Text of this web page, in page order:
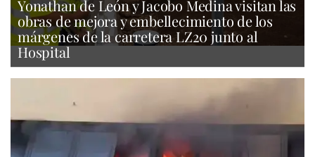
Yonathan de León y Jacobo Medina visitan las
obras de mejora y embellecimiento de los
márgenes de la carretera LZ20 junto al
Hospital